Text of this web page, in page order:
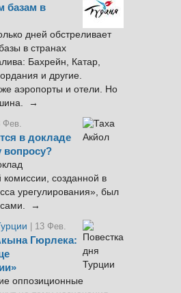
базам в
дней обстреливает
в странах
Бахрейн, Катар,
и другие.
аэропорты и отели. Но
→
Фев.
в докладе
вопросу?
комиссии, созданной в
урегулирования», был
→
| 13 Фев.
Гюрлека:
оппозиционные